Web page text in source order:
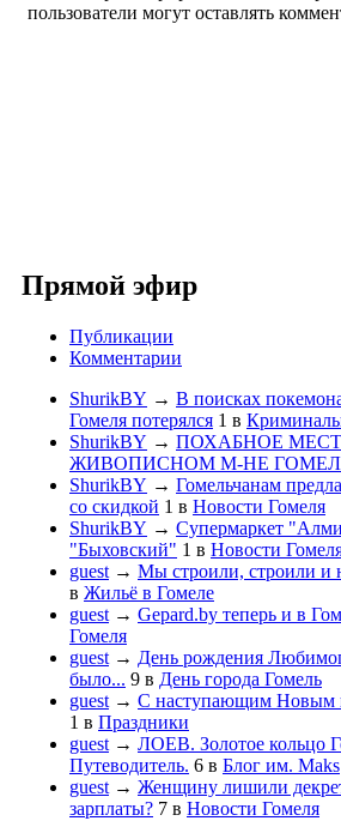
пользователи могут оставлять
Прямой эфир
Публикации
Комментарии
ShurikBY → В поисках
Гомеля потерялся 1 в
ShurikBY → ПОХАБНОЕ
ЖИВОПИСНОМ М-НЕ
ShurikBY → Гомельчанам
со скидкой 1 в Новости Гомеля
ShurikBY → Супермаркет
"Быховский" 1 в Новости
guest → Мы строили, строили и
в Жильё в Гомеле
guest → Gepard.by теперь и в
Гомеля
guest → День рождения
было... 9 в День города Гомель
guest → С наступающим Новым
1 в Праздники
guest → ЛОЕВ. Золотое кольцо
Путеводитель. 6 в Блог им. Maks
guest → Женщину лишили
зарплаты? 7 в Новости Гомеля